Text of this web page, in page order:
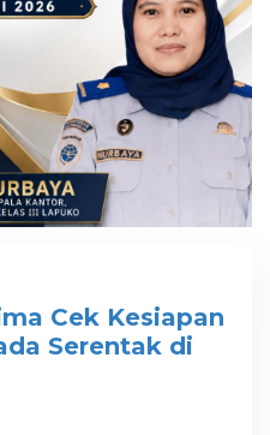
Cek Kesiapan
Serentak di